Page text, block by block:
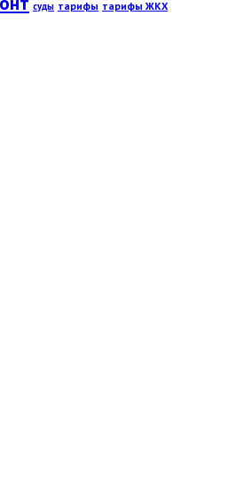
суды тарифы тарифы ЖКХ